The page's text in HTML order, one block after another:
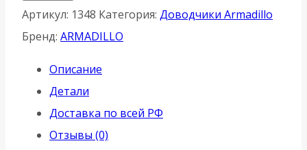
Доводчик
Armadillo
дверной
морозостойкий
LY3000
(LY3)
Артикул: 1348 Категория: Доводчики Armadillo
Бренд: ARMADILLO
Описание
Детали
Доставка по всей РФ
Отзывы (0)